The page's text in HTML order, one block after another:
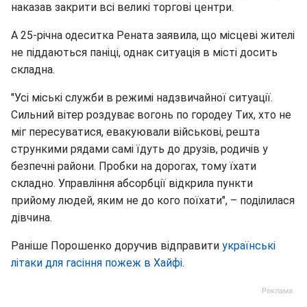
наказав закрити всі великі торгові центри.
А 25-річна одеситка Рената заявила, що місцеві жителі
не піддаються паніці, однак ситуація в місті досить
складна.
"Усі міські служби в режимі надзвичайної ситуації.
Сильний вітер роздуває вогонь по городеу Тих, хто не
міг пересуватися, евакуювали військові, решта
стрункими рядами самі їдуть до друзів, родичів у
безпечні райони. Пробки на дорогах, тому їхати
складно. Управління абсорбції відкрила пункти
прийому людей, яким не до кого поїхати", – поділилася
дівчина.
Раніше Порошенко доручив відправити українські
літаки для гасіння пожеж в Хайфі.